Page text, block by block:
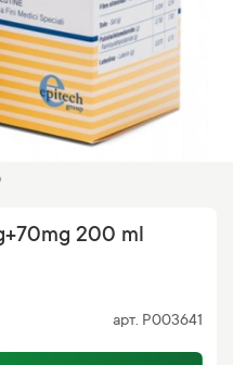
арт. P003641
200 ml